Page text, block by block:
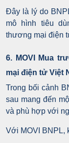
Đây là lý do
mô hình tiêu
thương mại điện
6. MOVI Mua
mại điện tử Việt
Trong bối cảnh
sau mang đến
và phù hợp với
Với MOVI BNPL,